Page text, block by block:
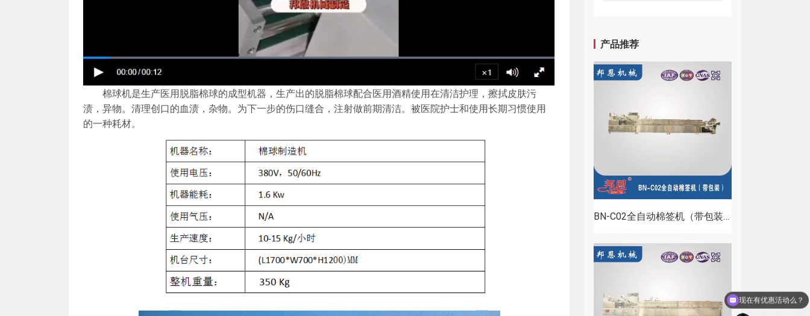
棉球机是生产医用脱脂棉球的成型机器，生产出的脱脂棉球配合医用酒精使用在清洁护理，擦拭皮肤污
渍，异物。清理创口的血渍，杂物。为下一步的伤口缝合，注射做前期清洁。被医院护士和使用长期习惯使用
的一种耗材。
产品推荐
BN-C02全自动棉签机（带包装）
可以介绍下你们的产品么？